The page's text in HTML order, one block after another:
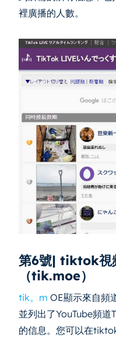
裡廣播的人數。
第6號| tiktok視
（tik.moe）
tik。m OE顯示來自頻
並列出了YouTube頻
的信息。您可以在